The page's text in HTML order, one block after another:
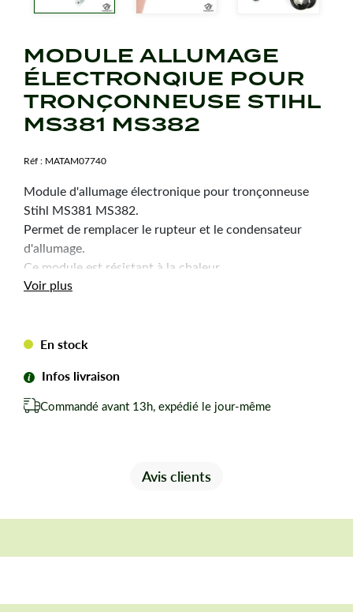
MODULE ALLUMAGE
ÉLECTRONQIUE POUR
TRONÇONNEUSE STIHL
MS381 MS382
Réf : MATAM07740
Module d'allumage électronique pour tronçonneuse
Stihl MS381 MS382.
Permet de remplacer le rupteur et le condensateur
d'allumage.
Ce module est résistant à la chaleur.
Il s'allume à basse résolution pour un démarrage facile
l'appareil.
Voir plus
En stock
Infos livraison
Commandé avant 13h, expédié le jour-même
Avis clients